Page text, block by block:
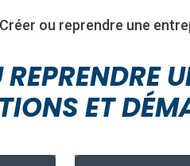
Créer ou reprendre une
ET